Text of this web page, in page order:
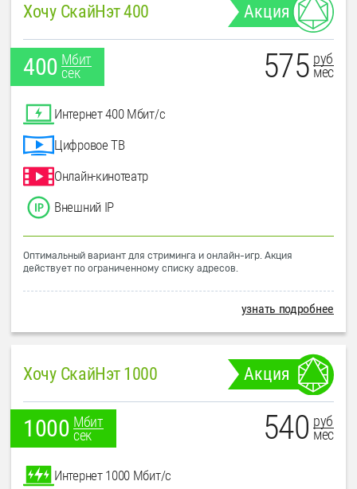
Хочу СкайНэт 400 Акция
400 Мбит
сек
575 руб
мес
Интернет 400 Мбит/с
Цифровое ТВ
Онлайн-кинотеатр
Внешний IP
Оптимальный вариант для стриминга и онлайн-игр. Акция
действует по ограниченному списку адресов.
узнать подробнее
Хочу СкайНэт 1000 Акция
1000 Мбит
сек
540 руб
мес
Интернет 1000 Мбит/с